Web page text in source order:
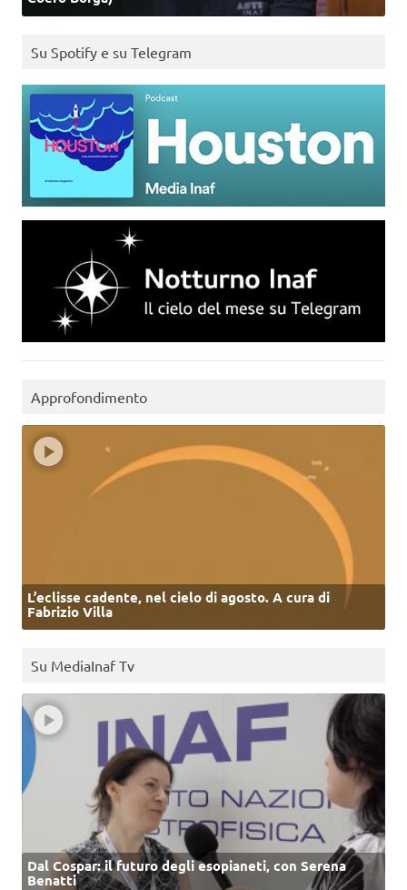
Su Spotify e su Telegram
Approfondimento
L’eclisse cadente, nel cielo di agosto. A cura di
Fabrizio Villa
Su MediaInaf Tv
Dal Cospar: il futuro degli esopianeti, con Serena
Benatti